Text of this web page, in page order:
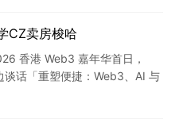
CZ卖房梭哈
香港 Web3 嘉年华首日，
话「重塑便捷：Web3、AI 与